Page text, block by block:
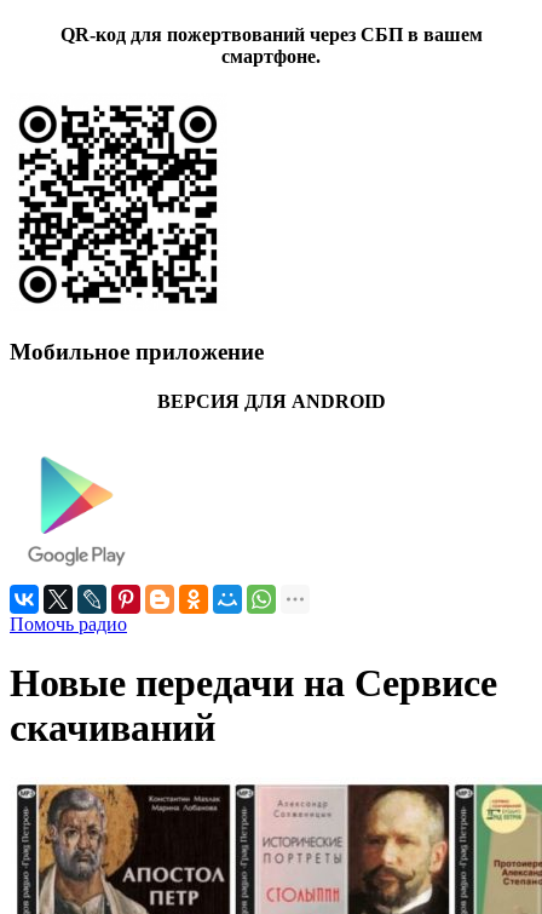
QR-код для пожертвований через СБП в вашем
смартфоне.
Мобильное приложение
ВЕРСИЯ ДЛЯ ANDROID
Помочь радио
Новые передачи на Сервисе
скачиваний